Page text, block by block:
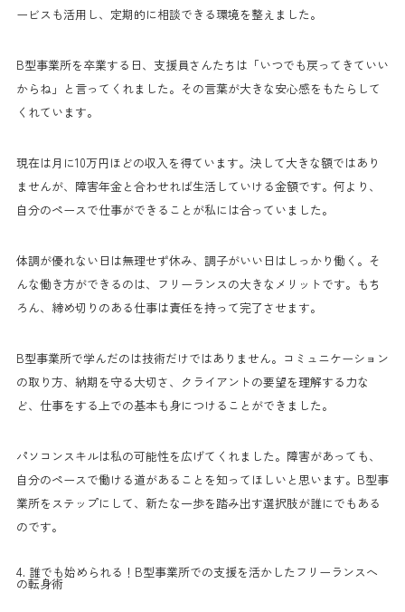
ービスも活用し、定期的に相談できる環境を整えました。
B型事業所を卒業する日、支援員さんたちは「いつでも戻ってきていい
からね」と言ってくれました。その言葉が大きな安心感をもたらして
くれています。
現在は月に10万円ほどの収入を得ています。決して大きな額ではあり
ませんが、障害年金と合わせれば生活していける金額です。何より、
自分のペースで仕事ができることが私には合っていました。
体調が優れない日は無理せず休み、調子がいい日はしっかり働く。そ
んな働き方ができるのは、フリーランスの大きなメリットです。もち
ろん、締め切りのある仕事は責任を持って完了させます。
B型事業所で学んだのは技術だけではありません。コミュニケーション
の取り方、納期を守る大切さ、クライアントの要望を理解する力な
ど、仕事をする上での基本も身につけることができました。
パソコンスキルは私の可能性を広げてくれました。障害があっても、
自分のペースで働ける道があることを知ってほしいと思います。B型事
業所をステップにして、新たな一歩を踏み出す選択肢が誰にでもある
のです。
4. 誰でも始められる！B型事業所での支援を活かしたフリーランスへ
の転身術